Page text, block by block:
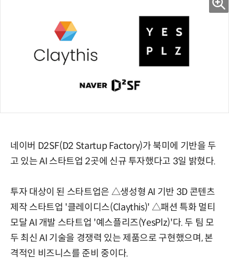
네이버 D2SF(D2 Startup Factory)가 북미에 기반을 두
고 있는 AI 스타트업 2곳에 신규 투자했다고 3일 밝혔다.
투자 대상이 된 스타트업은 △생성형 AI 기반 3D 콘텐츠
제작 스타트업 '클레이디스(Claythis)' △패션 특화 멀티
모달 AI 개발 스타트업 '예스플리즈(YesPlz)'다. 두 팀 모
두 최신 AI 기술을 경쟁력 있는 제품으로 구현했으며, 본
격적인 비즈니스를 준비 중이다.